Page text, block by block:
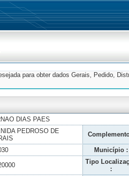
para obter dados Gerais, Pedido,
DIAS PAES
PEDROSO DE
Município :
Tipo
: